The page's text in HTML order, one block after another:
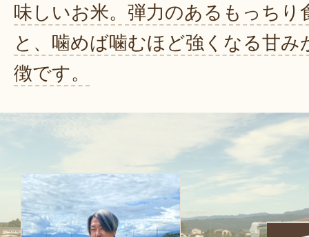
味しいお米。弾力のあるもっちり
と、噛めば噛むほど強くなる甘み
徴です。